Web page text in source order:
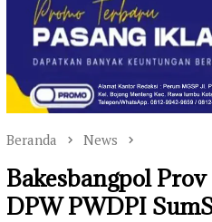
Beranda News
Bakesbangpol
DPW PWDPI